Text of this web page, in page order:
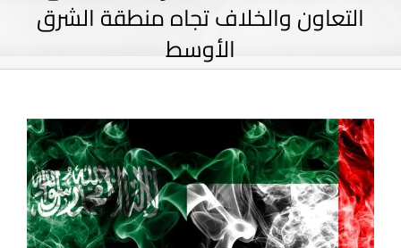
التعاون والخلاف تجاه منطقة الشرق
الأوسط
View
Larger
Image